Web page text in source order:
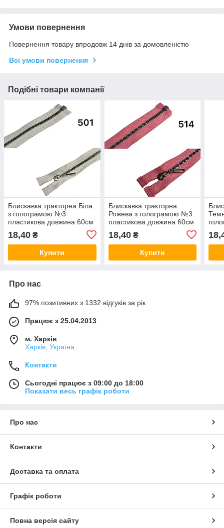
Умови повернення
Повернення товару впродовж 14 днів за домовленістю
Всі умови повернення
Подібні товари компанії
Блискавка тракторна Біла
з голограмою №3
пластикова довжина 60см
18,40 ₴
Купити
Блискавка тракторна
Рожева з голограмою №3
пластикова довжина 60см
18,40₴
Купити
Про нас
97% позитивних з 1332 відгуків за рік
Працює з 25.04.2013
м. Харків
Харків, Україна
Контакти
Сьогодні працює з 09:00 до 18:00
Показати весь графік роботи
Про нас
Контакти
Доставка та оплата
Графік роботи
Повна версія сайту